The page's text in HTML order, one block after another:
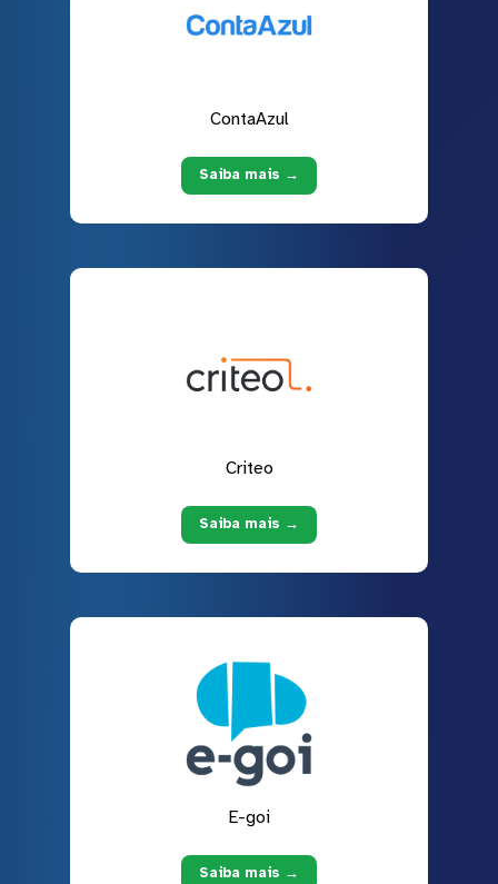
ContaAzul
Saiba mais →
Criteo
Saiba mais →
E-goi
Saiba mais →